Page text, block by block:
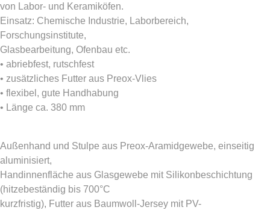
von Labor- und Keramiköfen.
Einsatz: Chemische Industrie, Laborbereich,
Forschungsinstitute,
Glasbearbeitung, Ofenbau etc.
• abriebfest, rutschfest
• zusätzliches Futter aus Preox-Vlies
• flexibel, gute Handhabung
• Länge ca. 380 mm
Außenhand und Stulpe aus Preox-Aramidgewebe, einseitig
aluminisiert,
Handinnenfläche aus Glasgewebe mit Silikonbeschichtung
(hitzebeständig bis 700°C
kurzfristig), Futter aus Baumwoll-Jersey mit PV-